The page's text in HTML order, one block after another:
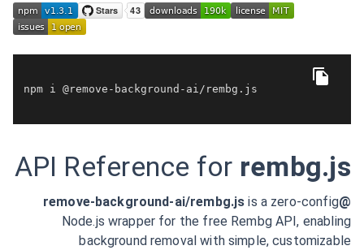
npm i @remove-background-ai/rembg. js
API Reference for rembg.js
@remove-background-ai/rembg.js
is a zero-config
Node.js wrapper for the free Rembg API, enabling
background removal with simple, customizable